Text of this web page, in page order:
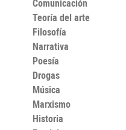
Comunicación
Teoría del arte
Filosofía
Narrativa
Poesía
Drogas
Música
Marxismo
Historia